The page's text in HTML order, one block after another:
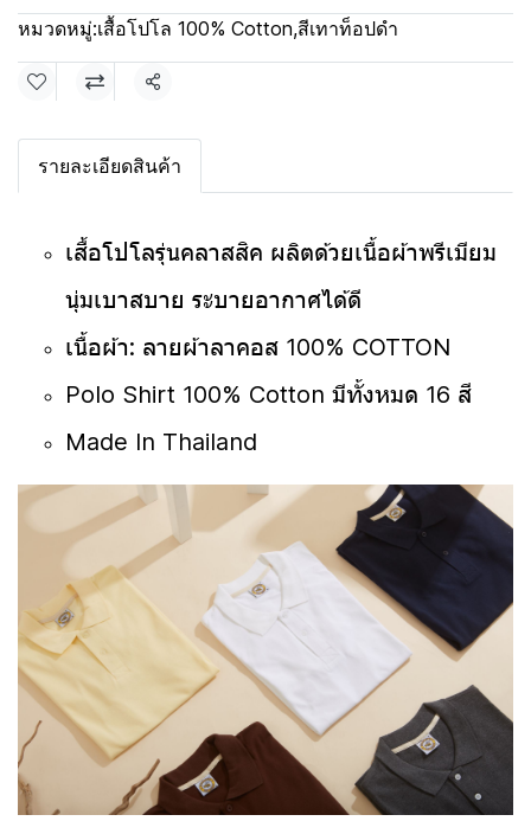
หมวดหมู่:เสื้อโปโล 100% Cotton,สีเทาท็อปดำ
แชร์
รายละเอียดสินค้า
เสื้อโปโลรุ่นคลาสสิค ผลิตด้วยเนื้อผ้าพรีเมียม
นุ่มเบาสบาย ระบายอากาศได้ดี
เนื้อผ้า: ลายผ้าลาคอส 100% COTTON
Polo Shirt 100% Cotton มีทั้งหมด 16 สี
Made In Thailand